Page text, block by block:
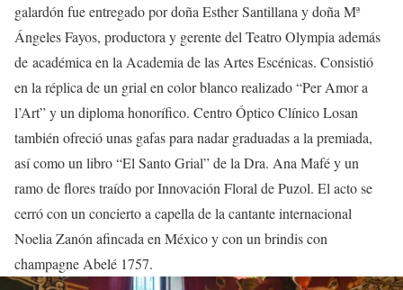
galardón fue entregado por doña Esther Santillana y doña Mª
Ángeles Fayos, productora y gerente del Teatro Olympia además
de académica en la Academia de las Artes Escénicas. Consistió
en la réplica de un grial en color blanco realizado “Per Amor a
l’Art” y un diploma honorífico. Centro Óptico Clínico Losan
también ofreció unas gafas para nadar graduadas a la premiada,
así como un libro “El Santo Grial” de la Dra. Ana Mafé y un
ramo de flores traído por Innovación Floral de Puzol. El acto se
cerró con un concierto a capella de la cantante internacional
Noelia Zanón afincada en México y con un brindis con
champagne Abelé 1757.